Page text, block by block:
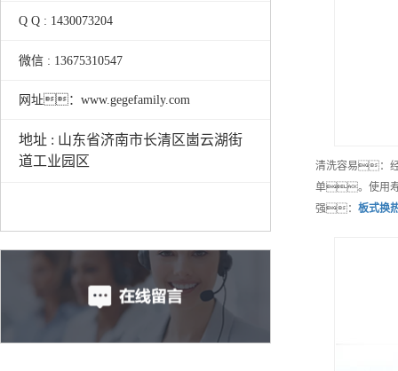
Q Q : 1430073204
微信 : 13675310547
网址：www.gegefamily.com
地址 : 山东省济南市长清区崮云湖街
道工业园区
清洗容易：
单。使用
强： 板式换